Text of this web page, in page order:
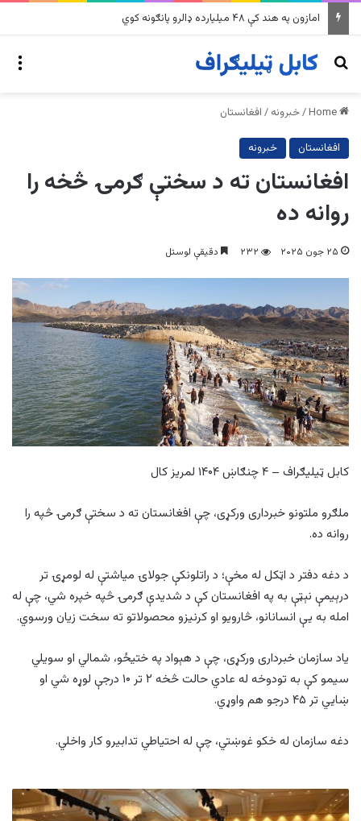
امازون په هند کې ۴۸ میلیارده ډالرو پانګونه کوي
Search for
/خبرونه / افغانستان
افغانستان خبرونه
افغانستان ته د سختې ګرمۍ څخه را
روانه ده
۲۵ جون ۲۰۲۵ ۲۳۲ دقیقې لوستل
کابل ټیلیګراف – ۴ چنګاښ ۱۴۰۴ لمریز کال
ملګرو ملتونو خبرداری ورکړی، چې افغانستان ته د سختې ګرمۍ څپه را
روانه ده.
د دغه دفتر د اټکل له مخې؛ د راتلونکې جولاۍ میاشتې له لومړۍ تر
درېیمې نېټې به په افغانستان کې د شدیدې ګرمۍ څپه خپره شي، چې له
امله به یې انسانانو، څارویو او کرنیزو محصولاتو ته سخت زیان ورسوي.
یاد سازمان خبرداری ورکړی، چې د هېواد په ختیځو، شمالي او سویلي
سیمو کې به تودوخه له عادي حالت څخه ۲ تر ۱۰ درجې لوړه شي او
ښایي تر ۴۵ درجو هم واوړي.
دغه سازمان له خکو غوښتي، چې له احتیاطي تدابیرو کار واخلي.
د
دوحې